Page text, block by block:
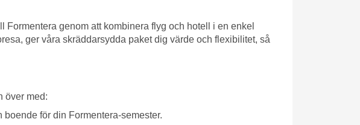
genom att kombinera flyg och hotell i en enkel
ger våra skräddarsydda paket dig värde och flexibilitet, så
över med:
för din Formentera-semester.